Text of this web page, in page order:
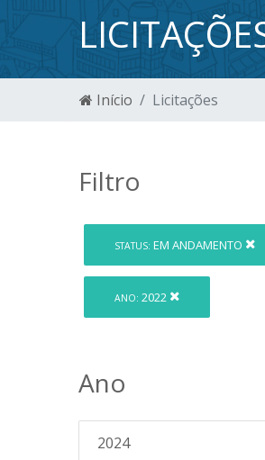
Início Licitações
Filtro
STATUS: EM ANDAMENTO
ANO: 2022
Ano
2024